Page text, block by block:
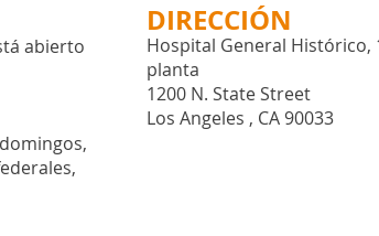
abierto
DIRECCIÓN
Hospital General Histórico,
planta
1200 N. State Street
Los Angeles , CA 90033